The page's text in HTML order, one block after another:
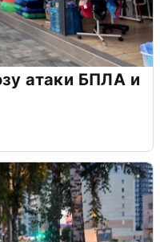
атаки БПЛА и